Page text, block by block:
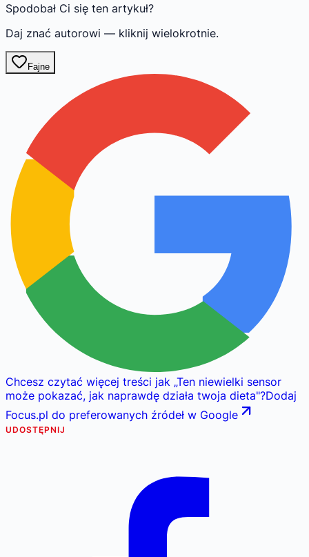
Spodobał Ci się ten artykuł?
Daj znać autorowi — kliknij wielokrotnie.
Fajne
Chcesz czytać więcej treści jak „Ten niewielki sensor
może pokazać, jak naprawdę działa twoja dieta"?Dodaj
Focus.pl do preferowanych źródeł w Google
UDOSTĘPNIJ